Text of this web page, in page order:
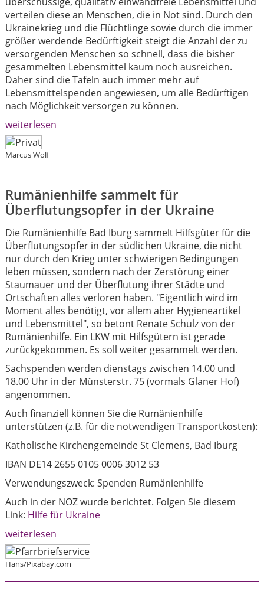
verteilen diese an Menschen, die in Not sind. Durch den
Ukrainekrieg und die Flüchtlinge sowie durch die immer
größer werdende Bedürftigkeit steigt die Anzahl der zu
versorgenden Menschen so schnell, dass die bisher
gesammelten Lebensmittel kaum noch ausreichen.
Daher sind die Tafeln auch immer mehr auf
Lebensmittelspenden angewiesen, um alle Bedürftigen
nach Möglichkeit versorgen zu können.
weiterlesen
Marcus Wolf
Rumänienhilfe sammelt für
Überflutungsopfer in der Ukraine
Die Rumänienhilfe Bad Iburg sammelt Hilfsgüter für die
Überflutungsopfer in der südlichen Ukraine, die nicht
nur durch den Krieg unter schwierigen Bedingungen
leben müssen, sondern nach der Zerstörung einer
Staumauer und der Überflutung ihrer Städte und
Ortschaften alles verloren haben. "Eigentlich wird im
Moment alles benötigt, vor allem aber Hygieneartikel
und Lebensmittel", so betont Renate Schulz von der
Rumänienhilfe. Ein LKW mit Hilfsgütern ist gerade
zurückgekommen. Es soll weiter gesammelt werden.
Sachspenden werden dienstags zwischen 14.00 und
18.00 Uhr in der Münsterstr. 75 (vormals Glaner Hof)
angenommen.
Auch finanziell können Sie die Rumänienhilfe
unterstützen (z.B. für die notwendigen Transportkosten):
Katholische Kirchengemeinde St Clemens, Bad Iburg
IBAN DE14 2655 0105 0006 3012 53
Verwendungszweck: Spenden Rumänienhilfe
Auch in der NOZ wurde berichtet. Folgen Sie diesem
Link: Hilfe für Ukraine
weiterlesen
Hans/Pixabay.com